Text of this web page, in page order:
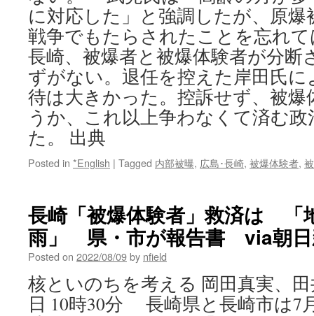
に対応した」と強調したが、原
戦争でもたらされたことを忘れ
長崎、被爆者と被爆体験者が分
ずがない。退任を控えた岸田氏
待は大きかった。控訴せず、被爆
うか、これ以上争わなくて済む
た。 出典
Posted in *English | Tagged 内部被曝, 広島･長崎, 被爆体験者,
長崎「被爆体験者」救済は 「
雨」 県・市が報告書 via朝日
Posted on 2022/08/09by nfield
核といのちを考える 岡田真実、田
日 10時30分 長崎県と長崎市は7